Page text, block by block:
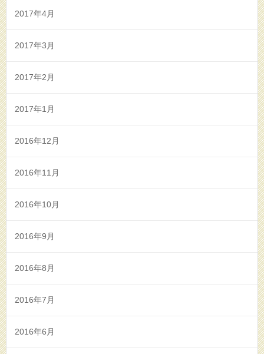
2017年4月
2017年3月
2017年2月
2017年1月
2016年12月
2016年11月
2016年10月
2016年9月
2016年8月
2016年7月
2016年6月